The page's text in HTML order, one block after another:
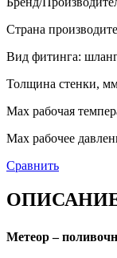
Страна
Вид фитинга:
Толщина стенки,
Max рабочая
Max рабочее
Сравнить
Метеор –